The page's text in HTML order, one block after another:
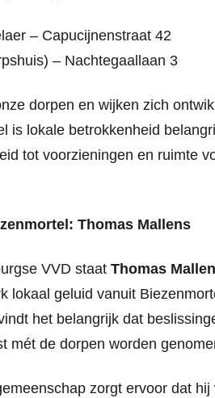
– Capucijnenstraat 42
– Nachtegaallaan 3
dorpen en wijken zich
is lokale betrokkenheid
tot voorzieningen en ruimte
Thomas Mallens
VVD staat Thomas
lokaal geluid vanuit
het belangrijk dat
mét de dorpen worden
zorgt ervoor dat hij